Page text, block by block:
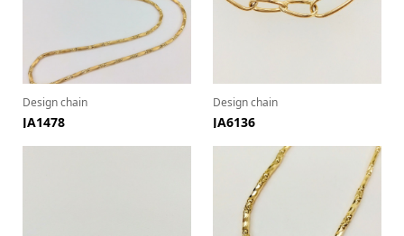
Design chain
JA1478
Design chain
JA6136